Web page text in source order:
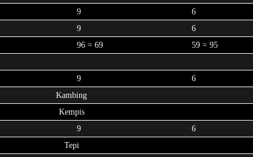
9
6
9
6
96 = 69
59 = 95
9
6
Kambing
Kempis
9
6
Tepi